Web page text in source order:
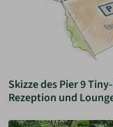
Skizze des Pier 9
Rezeption und